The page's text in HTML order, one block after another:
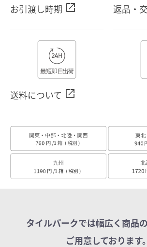
お引渡し時期 open_in_new 返品・
送料について open_in_new
タイルパークでは幅広く商品
ご用意しております。